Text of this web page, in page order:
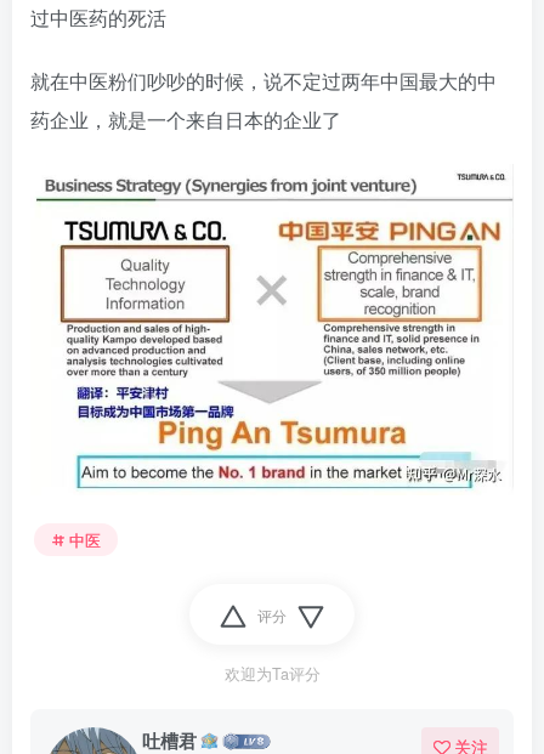
过中医药的死活
就在中医粉们吵吵的时候，说不定过两年中国最大的中
药企业，就是一个来自日本的企业了
中医
评分
欢迎为Ta评分
吐槽君 关注